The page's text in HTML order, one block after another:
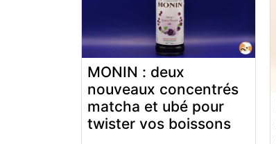
MONIN : deux
nouveaux concentrés
matcha et ubé pour
twister vos boissons